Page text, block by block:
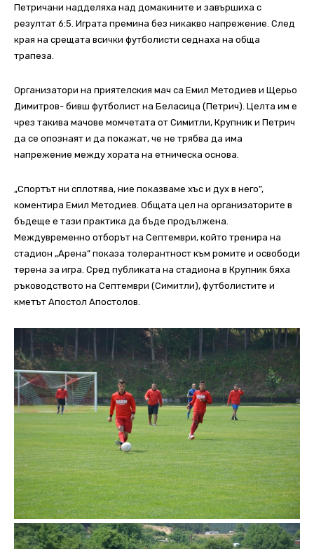
Петричани надделяха над домакините и завършиха с
резултат 6:5. Играта премина без никакво напрежение. След
края на срещата всички футболисти седнаха на обща
трапеза.
Организатори на приятелския мач са Емил Методиев и Щерьо
Димитров- бивш футболист на Беласица (Петрич). Целта им е
чрез такива мачове момчетата от Симитли, Крупник и Петрич
да се опознаят и да покажат, че не трябва да има
напрежение между хората на етническа основа.
„Спортът ни сплотява, ние показваме хъс и дух в него”,
коментира Емил Методиев. Общата цел на организаторите в
бъдеще е тази практика да бъде продължена.
Междувременно отборът на Септември, който тренира на
стадион „Арена” показа толерантност към ромите и освободи
терена за игра. Сред публиката на стадиона в Крупник бяха
ръководството на Септември (Симитли), футболистите и
кметът Апостол Апостолов.